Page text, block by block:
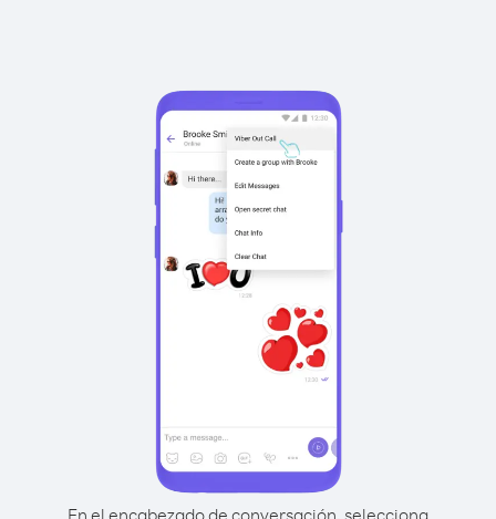
En el encabezado de conversación, selecciona